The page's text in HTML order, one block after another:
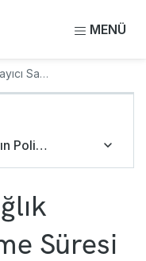
MENÜ
Tamamlayıcı Sağlık Sigortası Bekleme Süresi Nedir? Amacı Nedir?
Tamamlayıcı Sağlık Sigortasının Poliçe Geçerlilik Süresi Nedir?
Süresi